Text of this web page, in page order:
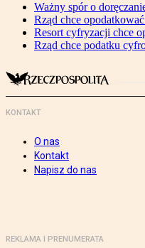
Ważny spór o
Rząd chce
Resort cyfryzacji chce
Rząd chce podatku
KONTAKT
O nas
Kontakt
Napisz do nas
REKLAMA I PRENUMERATA